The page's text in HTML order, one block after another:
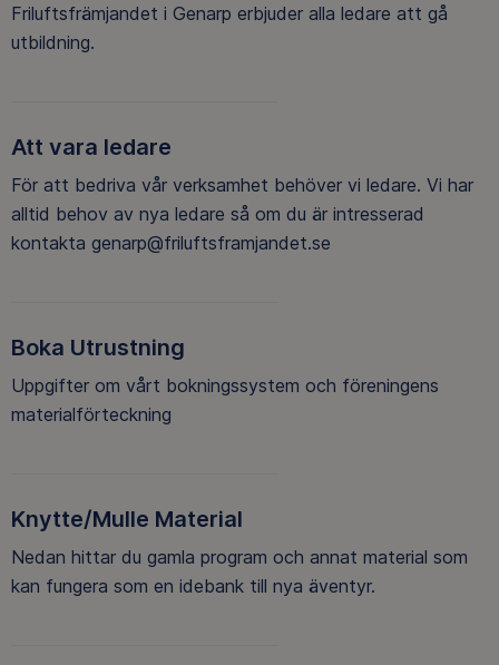
Friluftsfrämjandet i Genarp erbjuder alla ledare att gå
utbildning.
Att vara ledare
För att bedriva vår verksamhet behöver vi ledare. Vi har
alltid behov av nya ledare så om du är intresserad
kontakta genarp@friluftsframjandet.se
Boka Utrustning
Uppgifter om vårt bokningssystem och föreningens
materialförteckning
Knytte/Mulle Material
Nedan hittar du gamla program och annat material som
kan fungera som en idebank till nya äventyr.